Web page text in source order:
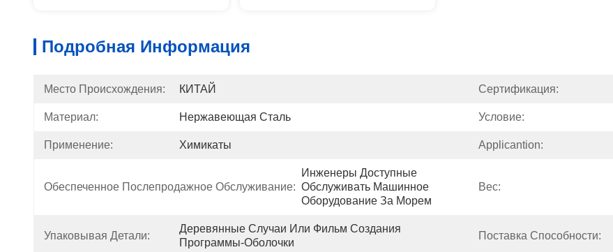
Подробная Информация
Место Происхождения: КИТАЙ Сертификация:
Материал: Нержавеющая Сталь Условие:
Применение: Химикаты Applicantion:
Обеспеченное Послепродажное Обслуживание:
Инженеры Доступные
Обслуживать Машинное
Оборудование За Морем
Вес:
Упаковывая Детали:
Деревянные Случаи Или Фильм Создания
Программы-Оболочки
Поставка Способности: